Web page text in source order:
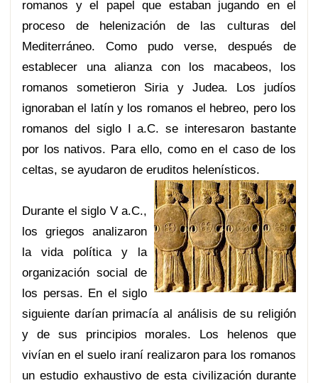
romanos y el papel que estaban jugando en el
proceso de helenización de las culturas del
Mediterráneo. Como pudo verse, después de
establecer una alianza con los macabeos, los
romanos sometieron Siria y Judea. Los judíos
ignoraban el latín y los romanos el hebreo, pero los
romanos del siglo I a.C. se interesaron bastante
por los nativos. Para ello, como en el caso de los
celtas, se ayudaron de eruditos helenísticos.
Durante el siglo V a.C.,
los griegos analizaron
la vida política y la
organización social de
los persas. En el siglo
siguiente darían primacía al análisis de su religión
y de sus principios morales. Los helenos que
vivían en el suelo iraní realizaron para los romanos
un estudio exhaustivo de esta civilización durante